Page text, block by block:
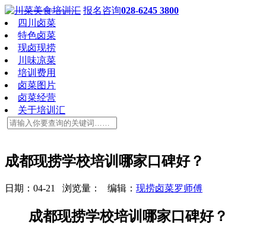
报名咨询028-6245 3800
四川卤菜
特色卤菜
现卤现捞
川味凉菜
培训费用
卤菜图片
卤菜经营
关于培训汇
成都现捞学校培训哪家口碑好？
日期：04-21 浏览量： 编辑： 现捞卤菜罗师傅
成都现捞学校培训哪家口碑好？